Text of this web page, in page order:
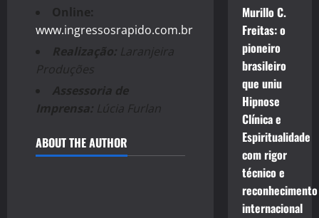
Online:
www.ingressosrapido.com.br
Realização: Laranjeira
Produções
Assessoria de
Imprensa: Lúcia Furlan
ABOUT THE AUTHOR
Murillo C.
Freitas: o
pioneiro
brasileiro
que uniu
Hipnose
Clínica e
Espiritualidade
com rigor
técnico e
reconhecimento
internacional